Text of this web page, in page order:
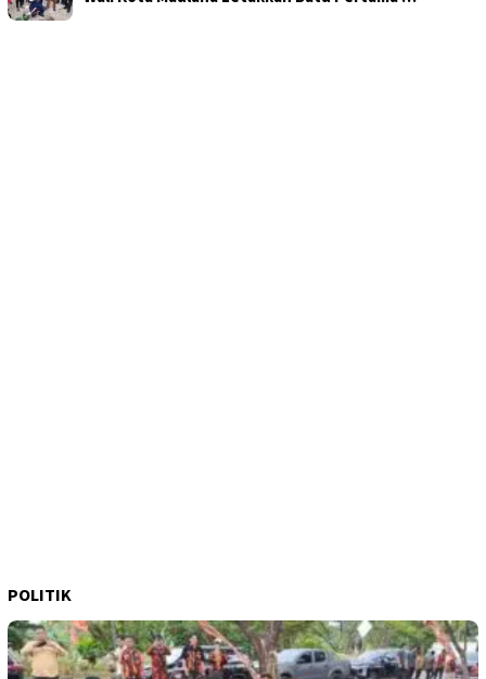
POLITIK